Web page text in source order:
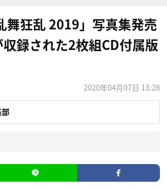
舞狂乱 2019」写真集発売
録された2枚組CD付属版
2020年04月07日 13:28
部